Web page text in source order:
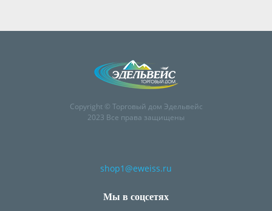
Copyright © Торговый дом Эдельвейс
2023 Все права защищены
shop1@eweiss.ru
Мы в соцсетях